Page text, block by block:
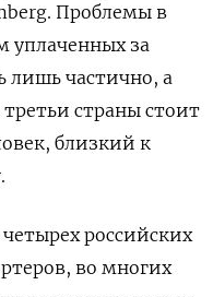
Проблемы в
уплаченных за
лишь частично, а
страны стоит
близкий к
российских
во многих